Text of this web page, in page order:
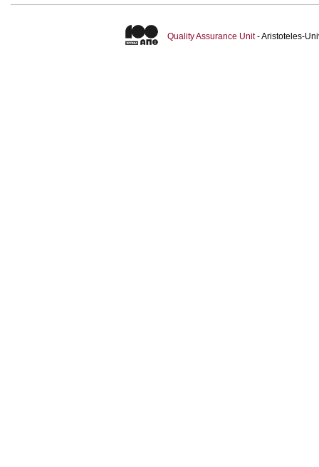
Quality Assurance Unit- Aristoteles-